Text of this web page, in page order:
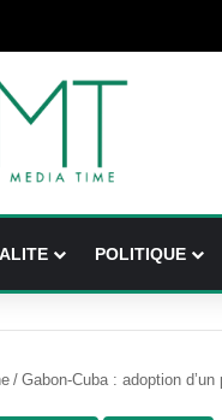
POLITIQUE
/ Gabon-Cuba : adoption